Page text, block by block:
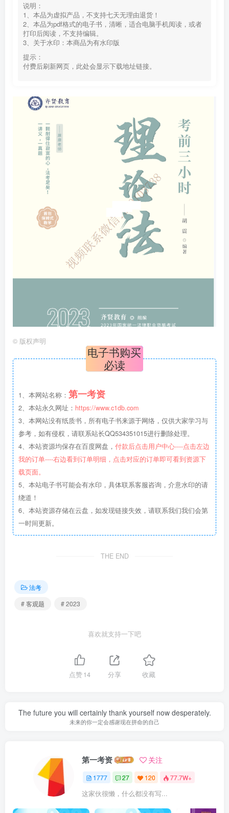
说明：
1、本品为虚拟产品，不支持七天无理由退货！
2、本品为pdf格式的电子书，清晰，适合电脑手机阅读，或者
打印后阅读，不支持编辑。
3、关于水印：本商品为有水印版
提示：
付费后刷新网页，此处会显示下载地址链接。
© 版权声明
电子书购买
必读
1、本网站名称： 第一考资
2、本站永久网址： https://www.c1db.com
3、本网站没有纸质书，所有电子书来源于网络，仅供大家学习与
参考，如有侵权，请联系站长QQ534351015进行删除处理。
4、本站资源均保存在百度网盘， 付款后点击用户中心----点击左边
我的订单----右边看到订单明细，点击对应的订单即可看到资源下
载页面。
5、本站电子书可能会有水印，具体联系客服咨询，介意水印的请
绕道！
6、本站资源存储在云盘，如发现链接失效，请联系我们我们会第
一时间更新。
THE END
法考
# 客观题
# 2023
喜欢就支持一下吧
点赞14 分享 收藏
The future you will certainly thank yourself now desperately.
未来的你一定会感谢现在拼命的自己
第一考资 关注
1777 27 120 77.7W+
这家伙很懒，什么都没有写...